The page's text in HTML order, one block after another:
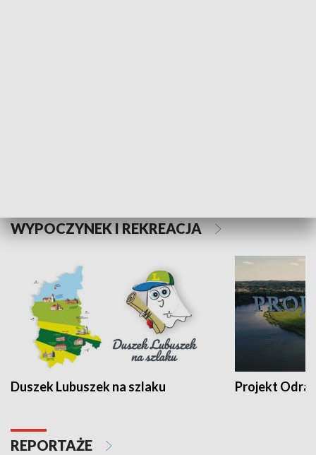
WYPOCZYNEK I REKREACJA
Duszek Lubuszek na szlaku Projekt Odra
REPORTAŻE